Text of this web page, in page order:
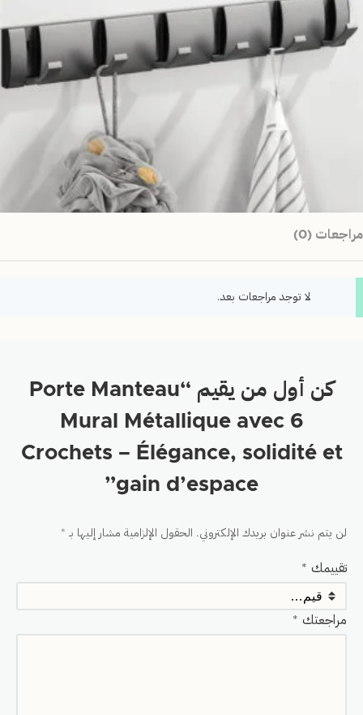
مراجعات (0)
لا توجد مراجعات بعد.
كن أول من يقيم “Porte Manteau
Mural Métallique avec 6
Crochets – Élégance, solidité et
gain d’espace”
لن يتم نشر عنوان بريدك الإلكتروني. الحقول الإلزامية مشار إليها بـ *
تقييمك *
مراجعتك *